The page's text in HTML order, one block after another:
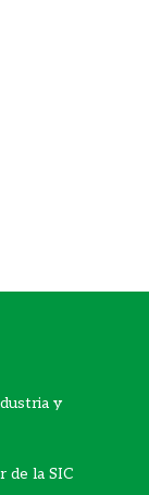
y
de la SIC